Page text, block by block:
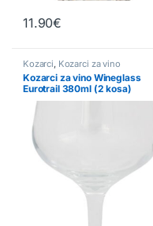
11.90€
Kozarci, Kozarci za vino
Kozarci za vino Wineglass
Eurotrail 380ml (2 kosa)